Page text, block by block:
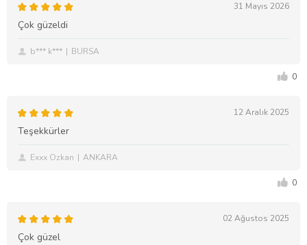
31 Mayıs 2026
Çok güzeldi
b*** k*** BURSA
0
12 Aralık 2025
Teşekkürler
Exxx Ozkan ANKARA
0
02 Ağustos 2025
Çok güzel